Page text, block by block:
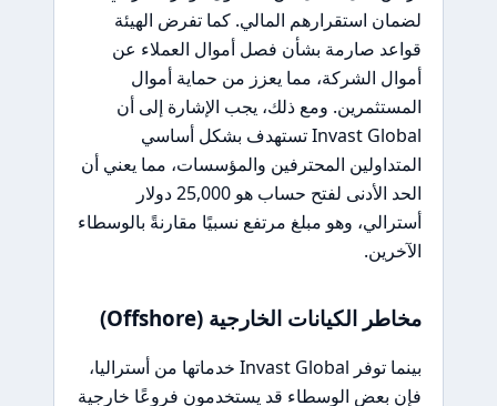
لضمان استقرارهم المالي. كما تفرض الهيئة
قواعد صارمة بشأن فصل أموال العملاء عن
أموال الشركة، مما يعزز من حماية أموال
المستثمرين. ومع ذلك، يجب الإشارة إلى أن
Invast Global تستهدف بشكل أساسي
المتداولين المحترفين والمؤسسات، مما يعني أن
الحد الأدنى لفتح حساب هو 25,000 دولار
أسترالي، وهو مبلغ مرتفع نسبيًا مقارنةً بالوسطاء
الآخرين.
مخاطر الكيانات الخارجية (Offshore)
بينما توفر Invast Global خدماتها من أستراليا،
فإن بعض الوسطاء قد يستخدمون فروعًا خارجية